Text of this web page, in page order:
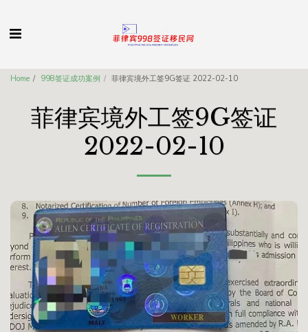
Home 998签证成功案例 菲律宾境外工签9G签证 2022-02-10
菲律宾境外工签9G签证
2022-02-10